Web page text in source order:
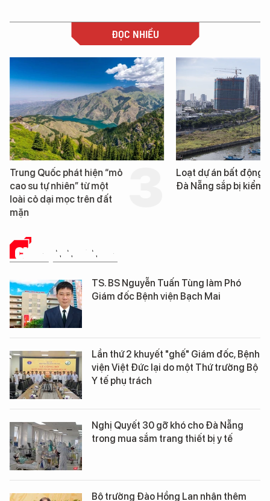
ĐỌC NHIỀU
Trung Quốc phát hiện “mỏ
cao su tự nhiên” từ một
loài cỏ dại mọc trên đất
mặn
Loạt dự án bất động
Đà Nẵng sắp bị kiểm
CHUYỆN NGÀNH Y
TS. BS Nguyễn Tuấn Tùng làm Phó
Giám đốc Bệnh viện Bạch Mai
Lần thứ 2 khuyết "ghế" Giám đốc, Bệnh
viện Việt Đức lại do một Thứ trưởng Bộ
Y tế phụ trách
Nghị Quyết 30 gỡ khó cho Đà Nẵng
trong mua sắm trang thiết bị y tế
Bộ trưởng Đào Hồng Lan nhận thêm